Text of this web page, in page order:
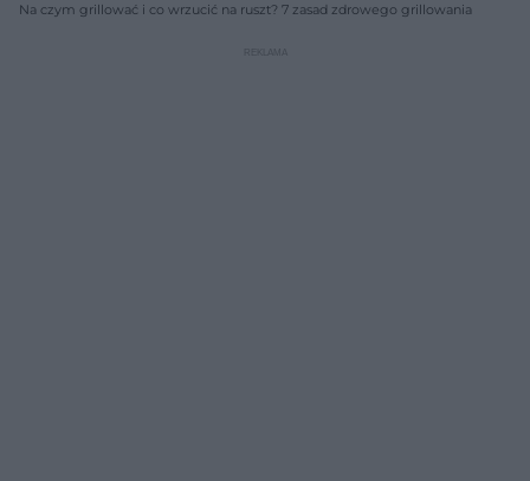
Na czym grillować i co wrzucić na ruszt? 7 zasad zdrowego grillowania